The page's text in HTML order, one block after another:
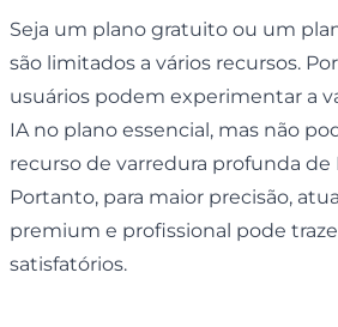
Seja um plano gratuito ou um
são limitados a vários recursos.
usuários podem experimentar a
IA no plano essencial, mas não
recurso de varredura profunda de
Portanto, para maior precisão,
premium e profissional pode
satisfatórios.